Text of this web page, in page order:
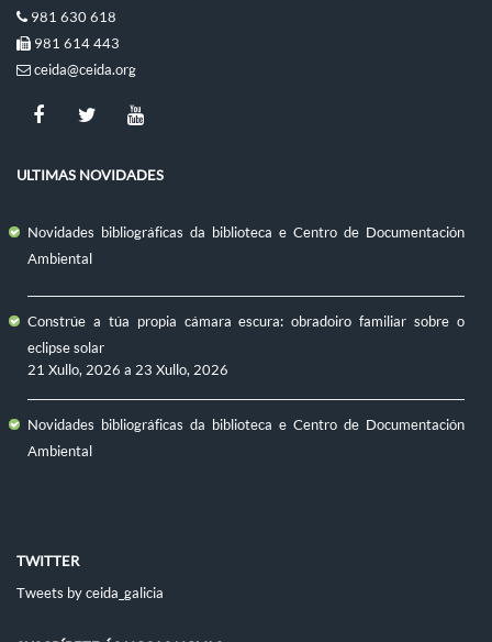
981 630 618
981 614 443
ceida@ceida.org
ULTIMAS NOVIDADES
Novidades bibliográficas da biblioteca e Centro de Documentación
Ambiental
Constrúe a túa propia cámara escura: obradoiro familiar sobre o
eclipse solar
21 Xullo, 2026 a 23 Xullo, 2026
Novidades bibliográficas da biblioteca e Centro de Documentación
Ambiental
TWITTER
Tweets by ceida_galicia